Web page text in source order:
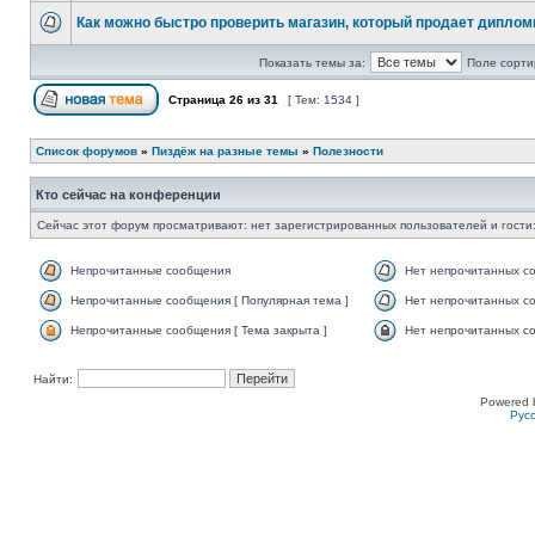
Как можно быстро проверить магазин, который продает
Показать темы за: Поле
Страница 26 из 31 [ Тем: 1534 ]
Список форумов » Пиздёж на разные темы » Полезности
Кто сейчас на конференции
Сейчас этот форум просматривают: нет зарегистрированных пользователей и
Непрочитанные сообщения Нет непрочитанных
Непрочитанные сообщения [ Популярная тема ] Нет непрочитанных
Непрочитанные сообщения [ Тема закрыта ] Нет непрочитанных
Найти:
Powered